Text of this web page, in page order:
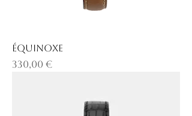
ÉQUINOXE
Prix
330,00 €